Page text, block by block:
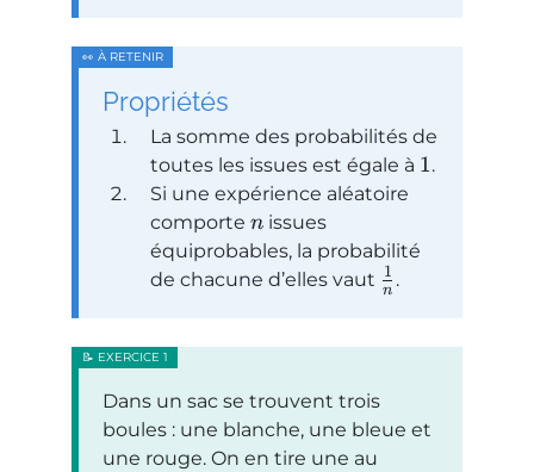
Propriétés
La somme des probabilités de
toutes les issues est égale à 1.
Si une expérience aléatoire
comporte n issues
équiprobables, la probabilité
de chacune d’elles vaut n
1 .
Dans un sac se trouvent trois
boules : une blanche, une bleue et
une rouge. On en tire une au